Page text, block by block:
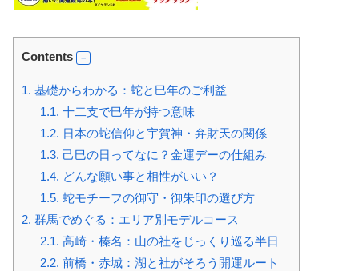
Contents
1. 基礎からわかる：蛇と巳年のご利益
1.1. 十二支で巳年が持つ意味
1.2. 日本の蛇信仰と宇賀神・弁財天の関係
1.3. 己巳の日ってなに？金運デーの仕組み
1.4. どんな願い事と相性がいい？
1.5. 蛇モチーフの御守・御朱印の選び方
2. 群馬でめぐる：エリア別モデルコース
2.1. 高崎・榛名：山の社をじっくり巡る半日
2.2. 前橋・赤城：湖と社がそろう開運ルート